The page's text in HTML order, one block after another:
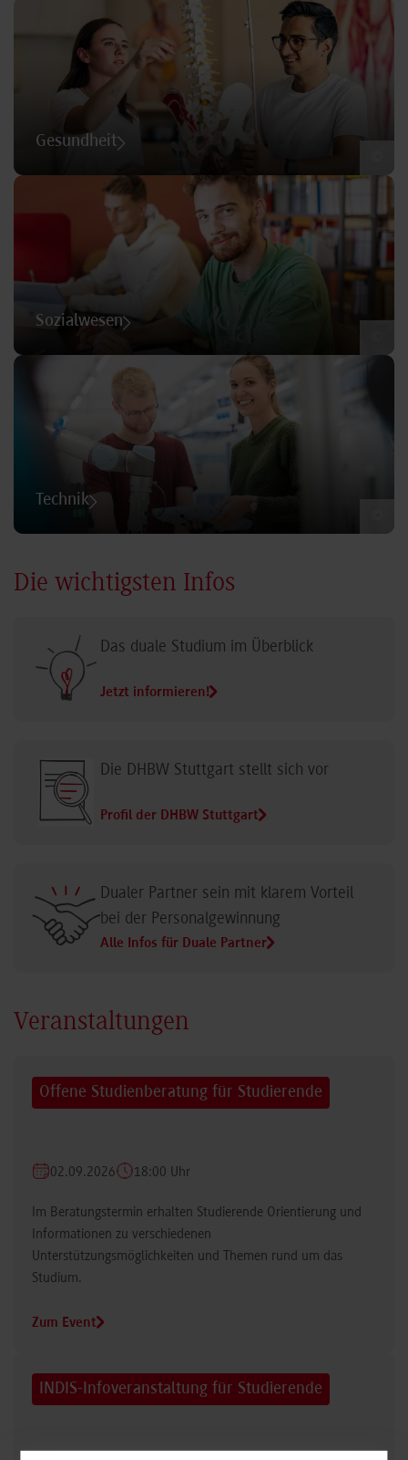
Gesundheit
Sozialwesen
Technik
Die wichtigsten Infos
Das duale Studium im Überblick
Jetzt informieren!
Die DHBW Stuttgart stellt sich vor
Profil der DHBW Stuttgart
Dualer Partner sein mit klarem Vorteil
bei der Personalgewinnung
Alle Infos für Duale Partner
Veranstaltungen
Offene Studienberatung für Studierende
02.09.2026 18:00 Uhr
Im Beratungstermin erhalten Studierende Orientierung und
Informationen zu verschiedenen
Unterstützungsmöglichkeiten und Themen rund um das
Studium.
Zum Event
INDIS-Infoveranstaltung für Studierende